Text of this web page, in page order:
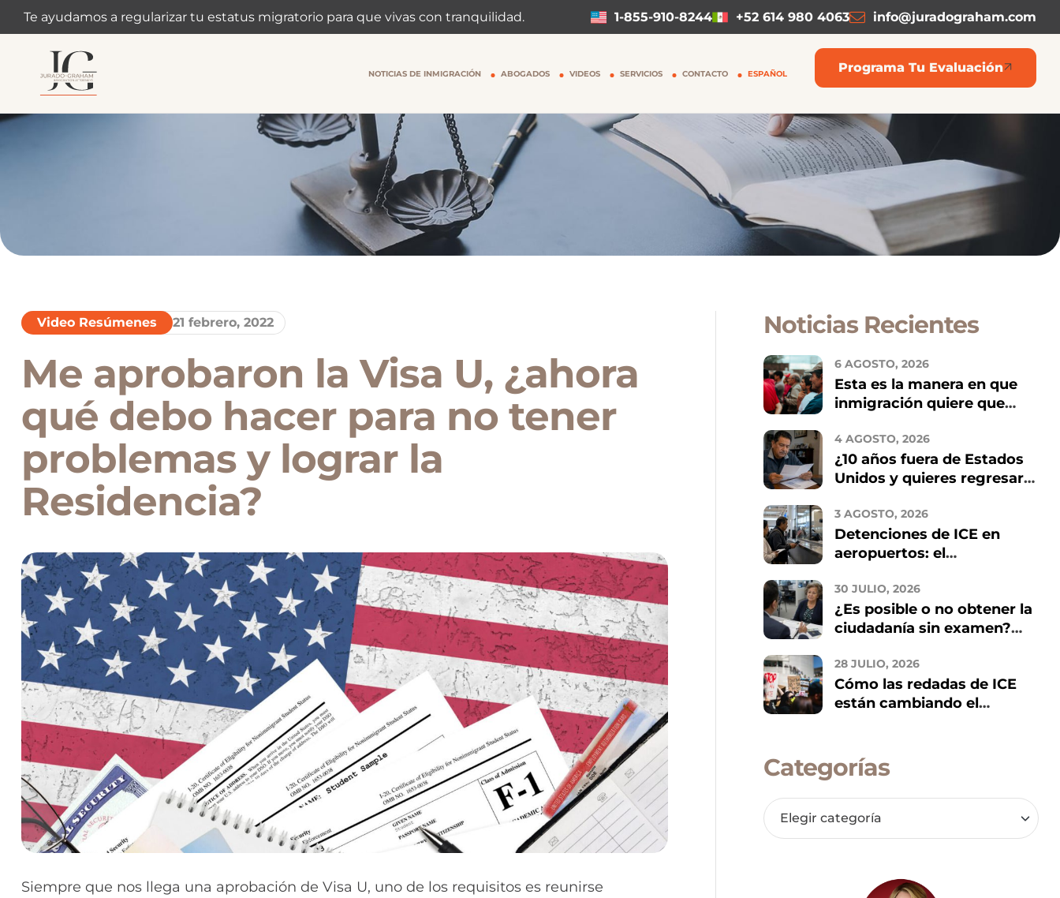
Te ayudamos a regularizar tu estatus migratorio para que vivas con tranquilidad. 1-855-910-8244 +52 614 980 4063 info@juradograham.com
NOTICIAS DE INMIGRACIÓN ABOGADOS VIDEOS SERVICIOS CONTACTO ESPAÑOL Programa Tu Evaluación
Video Resúmenes 21 febrero, 2022
Me aprobaron la Visa U, ¿ahora
qué debo hacer para no tener
problemas y lograr la
Residencia?
Siempre que nos llega una aprobación de Visa U, uno de los requisitos es reunirse
Noticias Recientes
6 AGOSTO, 2026
Esta es la manera en que
inmigración quiere que
2026
4 AGOSTO, 2026
¿10 años fuera de Estados
Unidos y quieres regresar?
debes conocer
3 AGOSTO, 2026
Detenciones de ICE en
aeropuertos: el
TSA y qué implica para los
inmigrantes
30 JULIO, 2026
¿Es posible o no obtener la
ciudadanía sin examen?
evitar estafas
28 JULIO, 2026
Cómo las redadas de ICE
están cambiando el
Categorías